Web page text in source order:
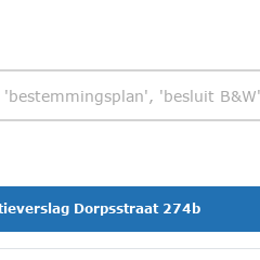
Dorpsstraat 274b